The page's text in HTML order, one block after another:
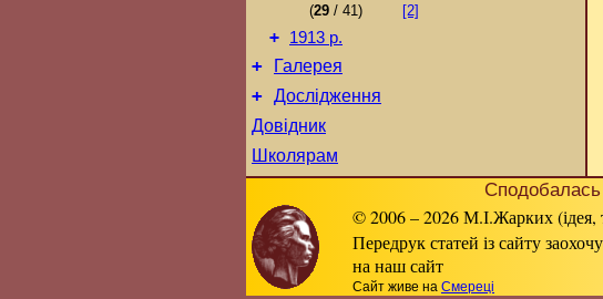
(29 / 41) [2]
+ 1913 р.
+ Галерея
+ Дослідження
Довідник
Школярам
Сподобалась
© 2006 – 2026 М.І.Жарких (ідея,
Передрук статей із сайту
на наш сайт
Сайт живе на Смереці